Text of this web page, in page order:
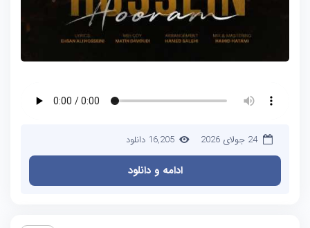
24 جولای 2026 16,205 دانلود
ادامه و دانلود